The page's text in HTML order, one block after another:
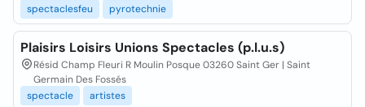
spectaclesfeu
pyrotechnie
Plaisirs Loisirs Unions Spectacles (p.l.u.s)
Résid Champ Fleuri R Moulin Posque 03260 Saint Ger | Saint
Germain Des Fossés
spectacle
artistes